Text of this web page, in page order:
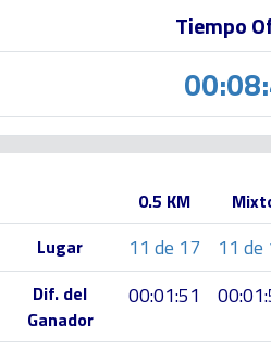
Tiempo
0.5 KM
Lugar
11 de 17 11 de
Dif. del
Ganador
00:01:51